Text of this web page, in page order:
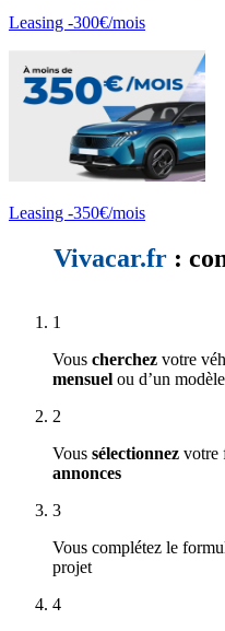
Leasing -300€/mois
Leasing -350€/mois
Vivacar.fr :
1
Vous cherchez votre
mensuel ou d’un
2
Vous sélectionnez votre
annonces
3
Vous complétez le
projet
4